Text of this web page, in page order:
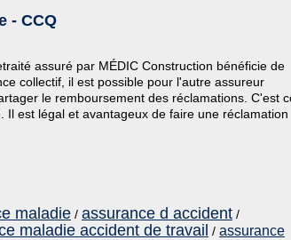
- CCQ
assuré par MÉDIC Construction bénéficie de
collectif, il est possible pour l'autre assureur
le remboursement des réclamations. C'est
est légal et avantageux de faire une réclamation
maladie / assurance d accident /
maladie accident de travail / assurance